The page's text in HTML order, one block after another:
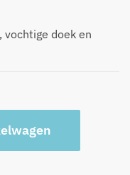
vochtige doek en